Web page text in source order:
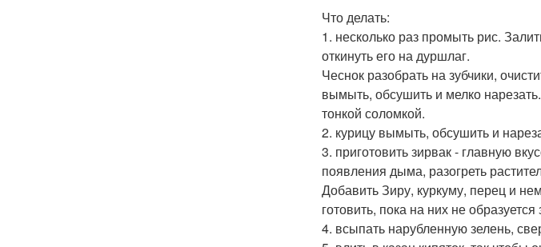
Что делать:
1. несколько раз промыть рис.
откинуть его на дуршлаг.
Чеснок разобрать на зубчики,
вымыть, обсушить и мелко
тонкой соломкой.
2. курицу вымыть, обсушить и
3. приготовить зирвак - главную
появления дыма, разогреть
Добавить Зиру, куркуму, перец и
готовить, пока на них не
4. всыпать нарубленную зелень,